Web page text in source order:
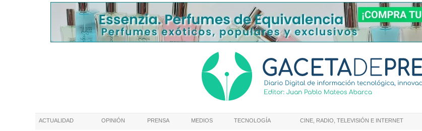
ACTUALIDAD OPINIÓN PRENSA MEDIOS TECNOLOGÍA CINE, RADIO, TELEVISIÓN E INTERNET